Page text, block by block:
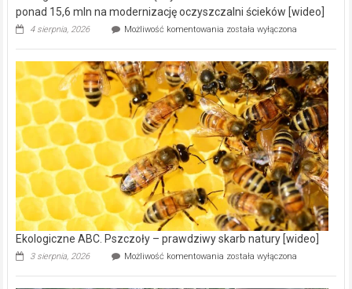
ponad 15,6 mln na modernizację oczyszczalni ścieków [wideo]
4 sierpnia, 2026 Możliwość komentowania Ekologiczne
Wręczyca
Wielka
z
dofinansowaniem
ponad
15,6
mln
na
modernizację
oczyszczalni
ścieków
[wideo]
została wyłączona
Ekologiczne ABC. Pszczoły – prawdziwy skarb natury [wideo]
3 sierpnia, 2026 Możliwość komentowania Ekologiczne
została wyłączona